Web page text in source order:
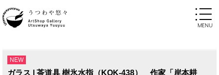
NEW
ガラス | 茶道具 樹氷水指（KOK-438） 作家「岸本耕